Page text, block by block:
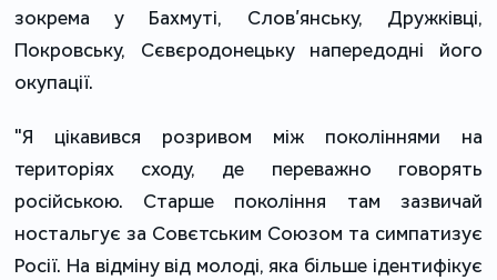
зокрема у Бахмуті, Слов’янську, Дружківці,
Покровську, Сєвєродонецьку напередодні його
окупації.
"Я цікавився розривом між поколіннями на
територіях сходу, де переважно говорять
російською. Старше покоління там зазвичай
ностальгує за Совєтським Союзом та симпатизує
Росії. На відміну від молоді, яка більше ідентифікує